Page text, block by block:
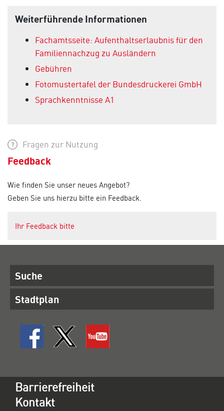
Weiterführende Informationen
Fachamtsseite: Aufenthaltserlaubnis für den
Familiennachzug zu Ausländern
Gebühren
Fotomustertafel der Bundesdruckerei GmbH
Sprachkenntnisse A1
Fragen zur Nutzung
Feedback
Wie finden Sie unser neues Angebot?
Geben Sie uns hierzu bitte ein Feedback.
Ihr Feedback bitte
Suche
Stadtplan
Barrierefreiheit
Kontakt